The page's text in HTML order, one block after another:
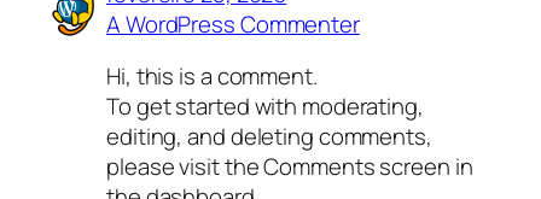
A WordPress Commenter
Hi, this is a comment.
To get started with moderating,
editing, and deleting comments,
please visit the Comments screen in